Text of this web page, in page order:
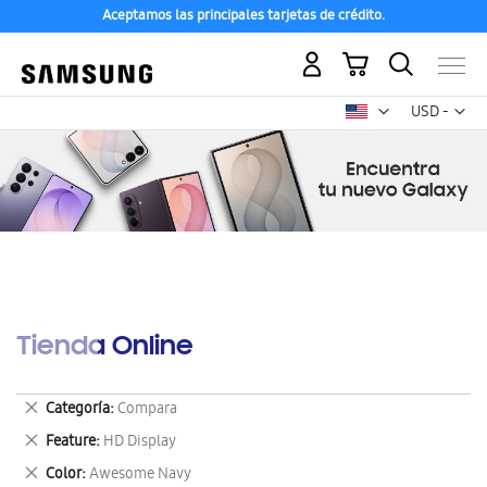
Aceptamos las principales tarjetas de crédito.
USD -
dólar
Mi carrito
Tienda Online
Categoría Compara
Eliminar
este
artículo
Feature HD Display
Eliminar
este
Color Awesome Navy
Eliminar